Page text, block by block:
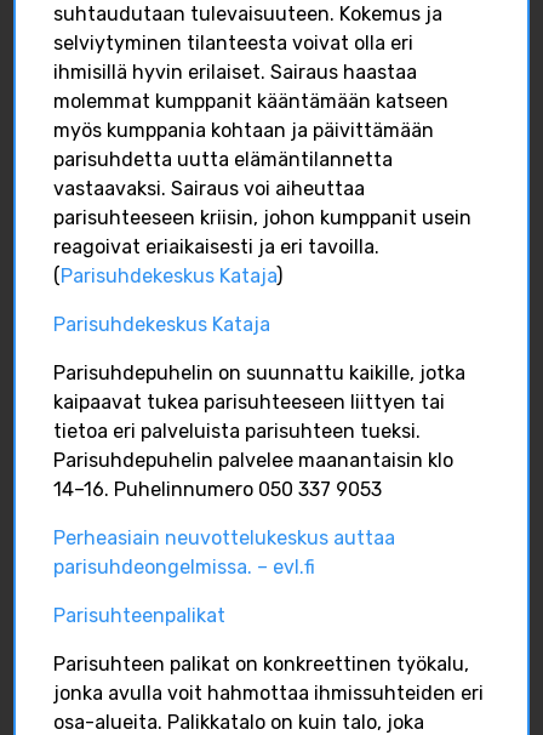
suhtaudutaan tulevaisuuteen. Kokemus ja
selviytyminen tilanteesta voivat olla eri
ihmisillä hyvin erilaiset. Sairaus haastaa
molemmat kumppanit kääntämään katseen
myös kumppania kohtaan ja päivittämään
parisuhdetta uutta elämäntilannetta
vastaavaksi. Sairaus voi aiheuttaa
parisuhteeseen kriisin, johon kumppanit usein
reagoivat eriaikaisesti ja eri tavoilla.
(Parisuhdekeskus Kataja)
Parisuhdekeskus Kataja
Parisuhdepuhelin on suunnattu kaikille, jotka
kaipaavat tukea parisuhteeseen liittyen tai
tietoa eri palveluista parisuhteen tueksi.
Parisuhdepuhelin palvelee maanantaisin klo
14–16. Puhelinnumero 050 337 9053
Perheasiain neuvottelukeskus auttaa
parisuhdeongelmissa. – evl.fi
Parisuhteenpalikat
Parisuhteen palikat on konkreettinen työkalu,
jonka avulla voit hahmottaa ihmissuhteiden eri
osa-alueita. Palikkatalo on kuin talo, joka
Isilleinfo
Isilleinfo Jan 16
0
Poikien sukupuolittunut
haavoittuvuus tulee
ottaa huomioon
koulutuksen sekä
sosiaali- ja
terveyspalveluiden
suunnittelussa.
Sukupuolineutraaliudest
a on siirryttävä
sukupuolisensitiiviseen...
1 0 0
Hyvää uutta vuotta!
#isilleinfo
#isä
#arjenisyys#uusivuosi
Isilleinfo
FACEBOOK
5 0 0
Hyvää uutta vuotta!
#isilleinfo #isyys #isä
#arjenisyys
#uusivuosi
INSTAGRAM